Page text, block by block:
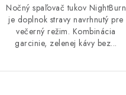
Nočný spaľovač tukov NightBurn
je doplnok stravy navrhnutý pre
večerný režim. Kombinácia
garcinie, zelenej kávy bez...